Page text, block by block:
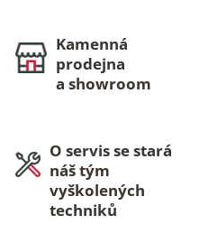
Kamenná
prodejna
a showroom
O servis se stará
náš tým
vyškolených
techniků